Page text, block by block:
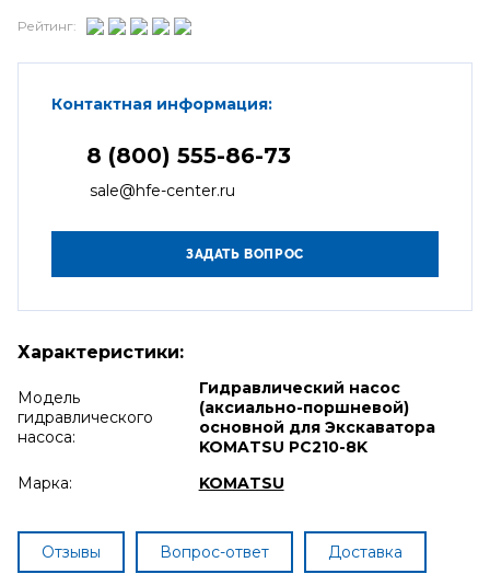
Рейтинг:
Контактная информация:
8 (800) 555-86-73
sale@hfe-center.ru
Характеристики:
Модель
гидравлического
насоса:
Гидравлический насос
(аксиально-поршневой)
основной для Экскаватора
KOMATSU PC210-8K
Марка:
KOMATSU
Отзывы Вопрос-ответ Доставка